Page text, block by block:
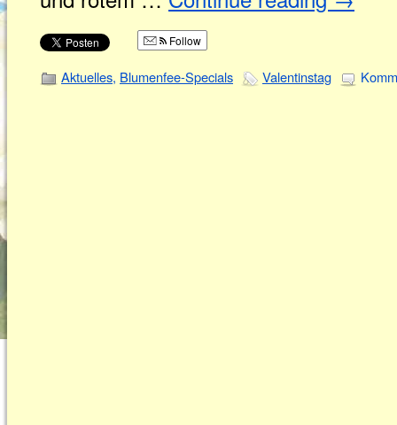
Follow
Aktuelles, Blumenfee-Specials Valentinstag